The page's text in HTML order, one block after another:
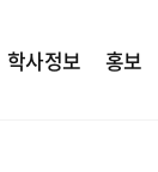
학사정보 홍보